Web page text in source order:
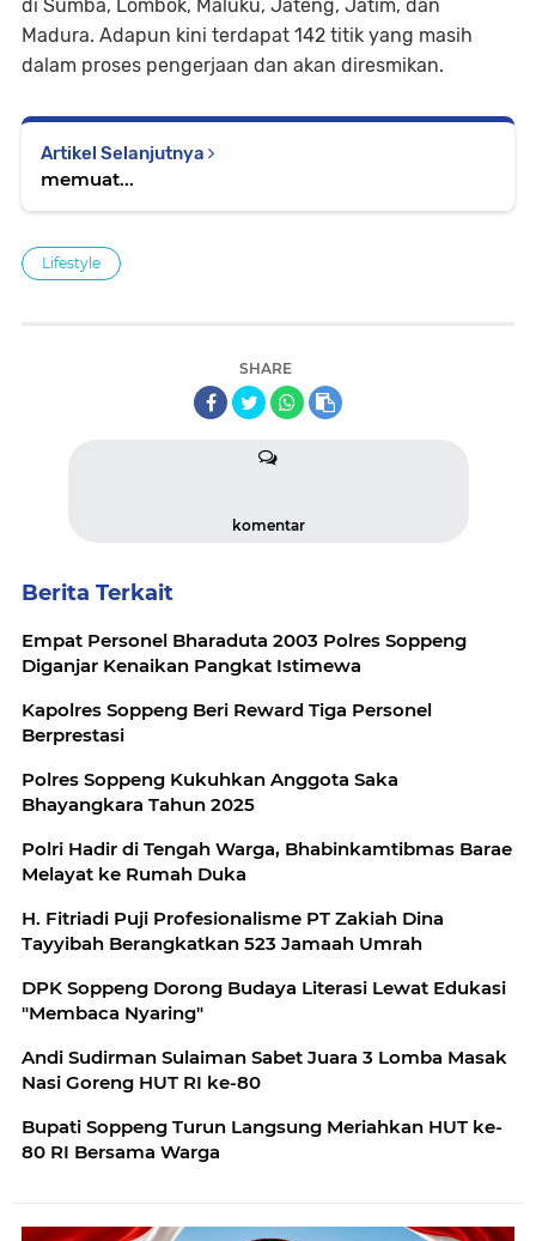
di Sumba, Lombok, Maluku, Jateng, Jatim, dan
Madura. Adapun kini terdapat 142 titik yang masih
dalam proses pengerjaan dan akan diresmikan.
Artikel Selanjutnya
memuat...
Lifestyle
SHARE
komentar
Berita Terkait
Empat Personel Bharaduta 2003 Polres Soppeng
Diganjar Kenaikan Pangkat Istimewa
Kapolres Soppeng Beri Reward Tiga Personel
Berprestasi
Polres Soppeng Kukuhkan Anggota Saka
Bhayangkara Tahun 2025
Polri Hadir di Tengah Warga, Bhabinkamtibmas Barae
Melayat ke Rumah Duka
H. Fitriadi Puji Profesionalisme PT Zakiah Dina
Tayyibah Berangkatkan 523 Jamaah Umrah
DPK Soppeng Dorong Budaya Literasi Lewat Edukasi
"Membaca Nyaring"
Andi Sudirman Sulaiman Sabet Juara 3 Lomba Masak
Nasi Goreng HUT RI ke-80
Bupati Soppeng Turun Langsung Meriahkan HUT ke-
80 RI Bersama Warga